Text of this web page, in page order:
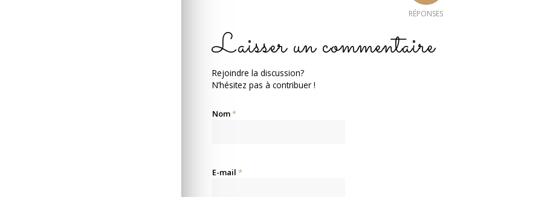
RÉPONSES
Laisser un commentaire
Rejoindre la discussion?
N’hésitez pas à contribuer !
Nom*
E-mail *